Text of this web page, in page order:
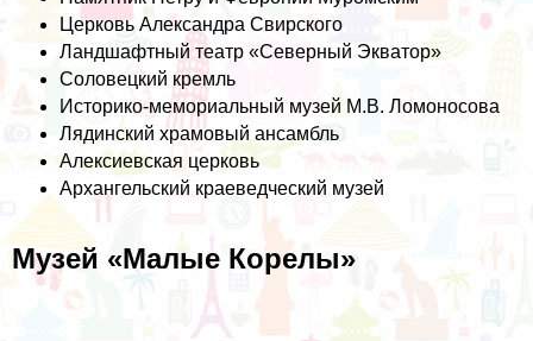
Церковь Александра Свирского
Ландшафтный театр «Северный Экватор»
Соловецкий кремль
Историко-мемориальный музей М.В. Ломоносова
Лядинский храмовый ансамбль
Алексиевская церковь
Архангельский краеведческий музей
Музей «Малые Корелы»